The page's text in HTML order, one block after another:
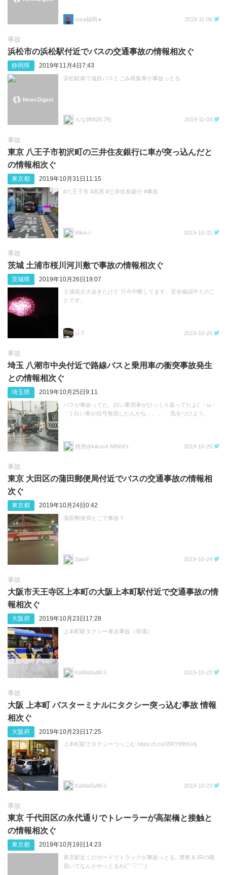
sora福岡✈️ 2019-11-06
事故
浜松市の浜松駅付近でバスの交通事故の情報相次ぐ
静岡県 2019年11月4日7:43
浜松駅南で遠鉄バスとごみ収集車が事故っとる
ちなBMI28.7松 2019-11-04
事故
東京 八王子市初沢町の三井住友銀行に車が突っ込んだと
の情報相次ぐ
東京都 2019年10月31日11:15
#八王子市 #高尾 #三井住友銀行 #事故
Rika☆ 2019-10-31
事故
茨城 土浦市桜川河川敷で事故の情報相次ぐ
茨城県 2019年10月26日19:07
土浦花火大会きたけど 只今中断してます。安全確認中とのこ
とです。
U-T 2019-10-26
事故
埼玉 八潮市中央付近で路線バスと乗用車の衝突事故発生
との情報相次ぐ
埼玉県 2019年10月25日9:11
バスが事故ってた、白い乗用車がひっくり返ってたよ(´・ω・
｀:) 白い車が信号無視したんかな、、、、 気をつけよう。
雑用@kikuoX MINI4's 2019-10-25
事故
東京 大田区の蒲田郵便局付近でバスの交通事故の情報相
次ぐ
東京都 2019年10月24日0:42
蒲田郵便局とこで事故？
SatoF 2019-10-24
事故
大阪市天王寺区上本町の大阪上本町駅付近で交通事故の情
報相次ぐ
大阪府 2019年10月23日17:28
上本町駅タクシー暴走事故（現場）
KaWaSuMi３ 2019-10-23
事故
大阪 上本町 バスターミナルにタクシー突っ込む事故 情報
相次ぐ
大阪府 2019年10月23日17:25
上本町駅でタクシーつっこむ https://t.co/35RY99HUdj
KaWaSuMi３ 2019-10-23
事故
東京 千代田区の永代通りでトレーラーが高架橋と接触と
の情報相次ぐ
東京都 2019年10月19日14:23
東京駅近くのガードでトラックが事故っとる...警察＆JRの職
員いてなんかやっとるわ(￣▽￣;)